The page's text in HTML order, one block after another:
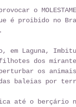
o
é proibido no
em Laguna,
dos
os
das baleias por
até o berçário